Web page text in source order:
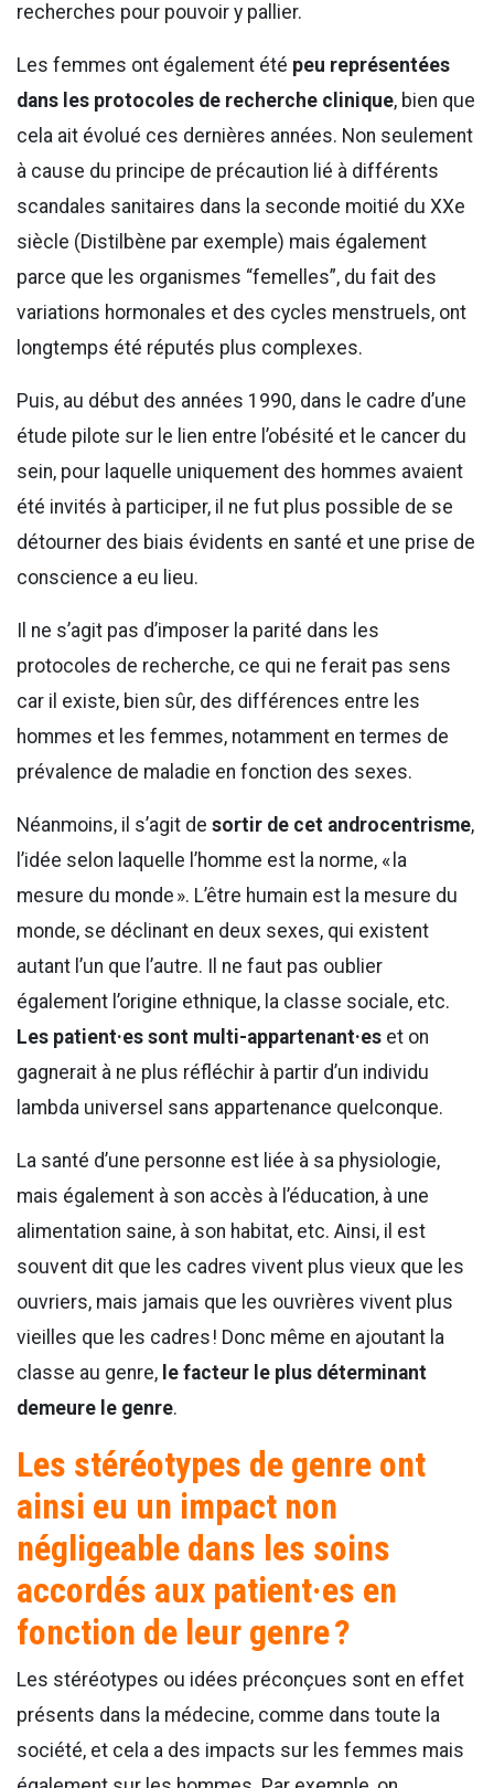
recherches pour pouvoir y pallier.
Les femmes ont également été peu représentées
dans les protocoles de recherche clinique, bien que
cela ait évolué ces dernières années. Non seulement
à cause du principe de précaution lié à différents
scandales sanitaires dans la seconde moitié du XXe
siècle (Distilbène par exemple) mais également
parce que les organismes “femelles”, du fait des
variations hormonales et des cycles menstruels, ont
longtemps été réputés plus complexes.
Puis, au début des années 1990, dans le cadre d’une
étude pilote sur le lien entre l’obésité et le cancer du
sein, pour laquelle uniquement des hommes avaient
été invités à participer, il ne fut plus possible de se
détourner des biais évidents en santé et une prise de
conscience a eu lieu.
Il ne s’agit pas d’imposer la parité dans les
protocoles de recherche, ce qui ne ferait pas sens
car il existe, bien sûr, des différences entre les
hommes et les femmes, notamment en termes de
prévalence de maladie en fonction des sexes.
Néanmoins, il s’agit de sortir de cet androcentrisme,
l’idée selon laquelle l’homme est la norme, « la
mesure du monde ». L’être humain est la mesure du
monde, se déclinant en deux sexes, qui existent
autant l’un que l’autre. Il ne faut pas oublier
également l’origine ethnique, la classe sociale, etc.
Les patient·es sont multi-appartenant·es et on
gagnerait à ne plus réfléchir à partir d’un individu
lambda universel sans appartenance quelconque.
La santé d’une personne est liée à sa physiologie,
mais également à son accès à l’éducation, à une
alimentation saine, à son habitat, etc. Ainsi, il est
souvent dit que les cadres vivent plus vieux que les
ouvriers, mais jamais que les ouvrières vivent plus
vieilles que les cadres ! Donc même en ajoutant la
classe au genre, le facteur le plus déterminant
demeure le genre.
Les stéréotypes de genre ont
ainsi eu un impact non
négligeable dans les soins
accordés aux patient·es en
fonction de leur genre ?
Les stéréotypes ou idées préconçues sont en effet
présents dans la médecine, comme dans toute la
société, et cela a des impacts sur les femmes mais